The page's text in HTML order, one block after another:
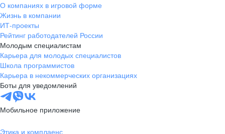
О компаниях в игровой форме
Жизнь в компании
ИТ-проекты
Рейтинг работодателей России
Молодым специалистам
Карьера для молодых специалистов
Школа программистов
Карьера в некоммерческих организациях
Боты для уведомлений
Мобильное приложение
Этика и комплаенс